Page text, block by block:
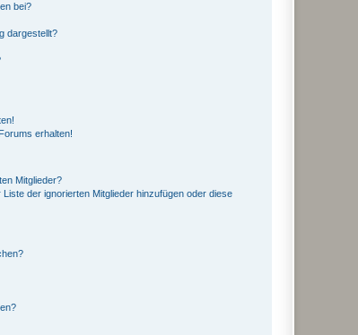
bei?
dargestellt?
erhalten!
Mitglieder?
der ignorierten Mitglieder hinzufügen oder diese